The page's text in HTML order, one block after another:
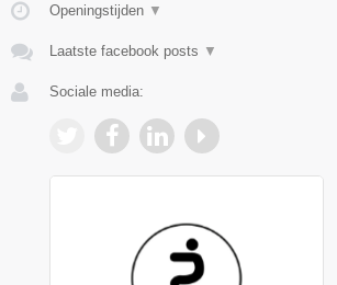
Openingstijden ▼
Laatste facebook posts ▼
Sociale media: